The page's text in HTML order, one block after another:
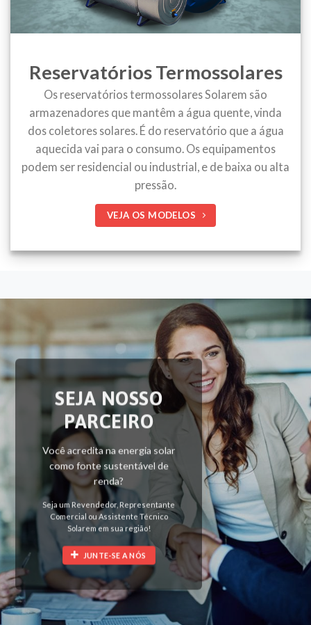
Reservatórios Termossolares
Os reservatórios termossolares Solarem são
armazenadores que mantêm a água quente, vinda
dos coletores solares. É do reservatório que a água
aquecida vai para o consumo. Os equipamentos
podem ser residencial ou industrial, e de baixa ou alta
pressão.
VEJA OS MODELOS
SEJA NOSSO
PARCEIRO
Você acredita na energia solar
como fonte sustentável de
renda?
Seja um Revendedor, Representante
Comercial ou Assistente Técnico
Solarem em sua região!
JUNTE-SE A NÓS